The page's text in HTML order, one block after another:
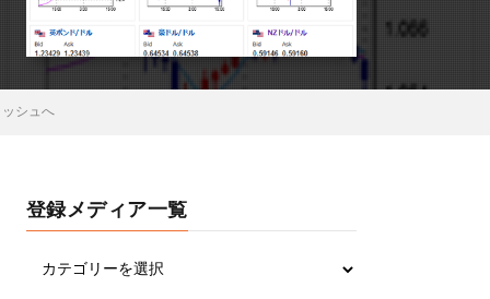
シュへ
登録メディア一覧